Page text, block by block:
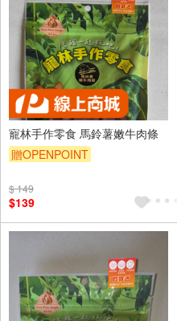
寵林手作零食 馬鈴薯嫩牛肉條
贈OPENPOINT
$ 149
$139